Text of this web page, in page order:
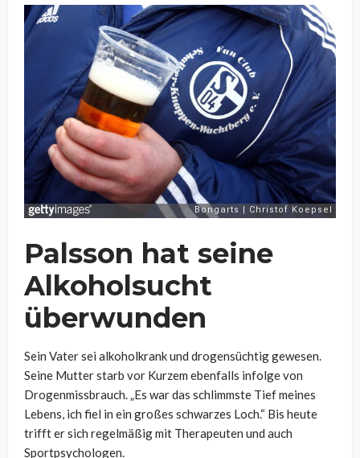
Palsson hat seine
Alkoholsucht
überwunden
Sein Vater sei alkoholkrank und drogensüchtig gewesen.
Seine Mutter starb vor Kurzem ebenfalls infolge von
Drogenmissbrauch. „Es war das schlimmste Tief meines
Lebens, ich fiel in ein großes schwarzes Loch.“ Bis heute
trifft er sich regelmäßig mit Therapeuten und auch
Sportpsychologen.